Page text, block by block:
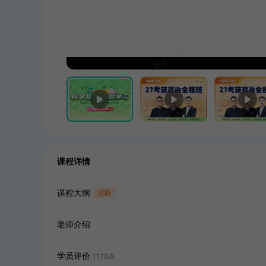
课程详情
课程大纲 试听
老师介绍
学员评价 1178条